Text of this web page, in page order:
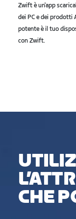
Zwift è un'app
dei PC e dei prodotti
potente è il tuo
con Zwift.
CHE